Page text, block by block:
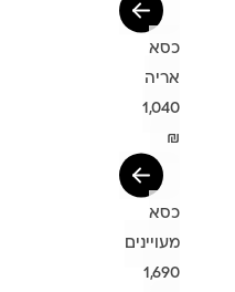
כסא
אריה
1,040
₪
כסא
מעויינים
1,690